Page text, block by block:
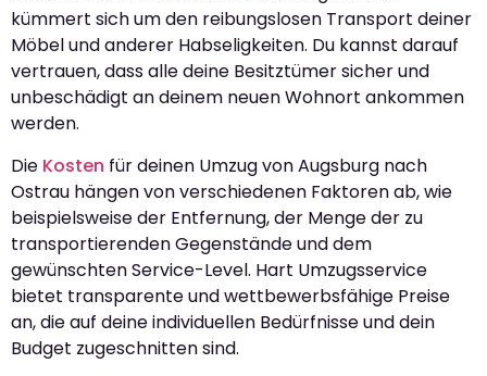
kümmert sich um den reibungslosen Transport deiner
Möbel und anderer Habseligkeiten. Du kannst darauf
vertrauen, dass alle deine Besitztümer sicher und
unbeschädigt an deinem neuen Wohnort ankommen
werden.
Die Kosten für deinen Umzug von Augsburg nach
Ostrau hängen von verschiedenen Faktoren ab, wie
beispielsweise der Entfernung, der Menge der zu
transportierenden Gegenstände und dem
gewünschten Service-Level. Hart Umzugsservice
bietet transparente und wettbewerbsfähige Preise
an, die auf deine individuellen Bedürfnisse und dein
Budget zugeschnitten sind.